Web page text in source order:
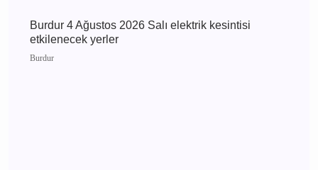
Burdur 5 Ağustos 2026 Çarşamba elektrik
kesintisi etkilenecek yerler
Burdur